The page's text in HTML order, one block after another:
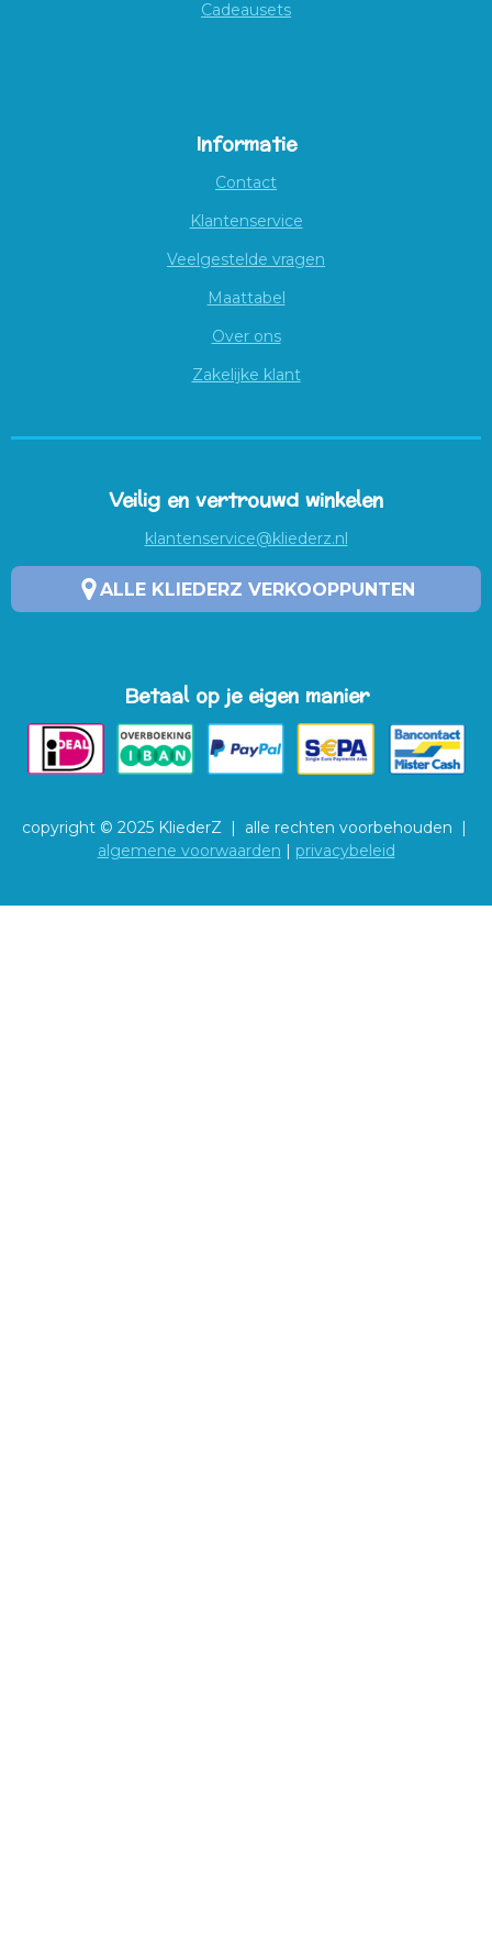
Cadeausets
Informatie
Contact
Klantenservice
Veelgestelde vragen
Maattabel
Over ons
Zakelijke klant
Veilig en vertrouwd winkelen
klantenservice@kliederz.nl
ALLE KLIEDERZ VERKOOPPUNTEN
Betaal op je eigen manier
copyright © 2025 KliederZ | alle rechten voorbehouden |
algemene voorwaarden | privacybeleid